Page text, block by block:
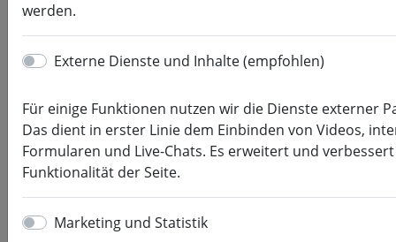
« 1
Fokus Forschung: Wie
anders
04.06.2021
Kategorie:Forschung, Veranstaltungen,
26. IWKM
Ein Rückblick zur 26. IWKM
mehr lesen
werden.
Externe Dienste und Inhalte (empfohlen)
Für einige Funktionen nutzen wir die Dienste externer
Das dient in erster Linie dem Einbinden von Videos,
Formularen und Live-Chats. Es erweitert und
Funktionalität der Seite.
Marketing und Statistik